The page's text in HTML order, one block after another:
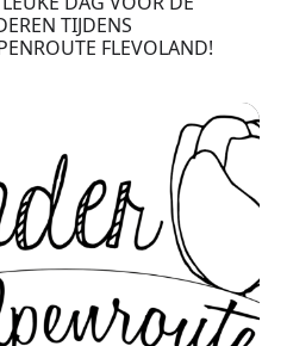
TIJDENS
FLEVOLAND!